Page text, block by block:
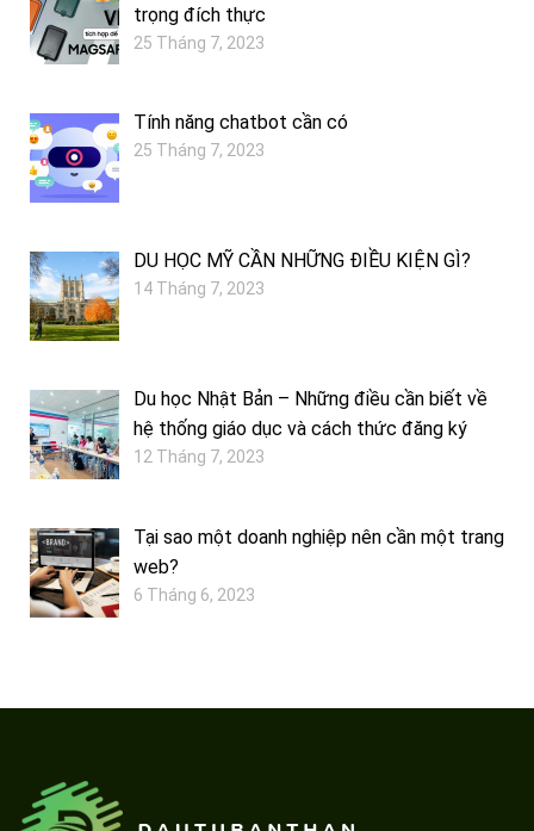
trọng đích thực
25 Tháng 7, 2023
Tính năng chatbot cần có
25 Tháng 7, 2023
DU HỌC MỸ CẦN NHỮNG ĐIỀU KIỆN GÌ?
14 Tháng 7, 2023
Du học Nhật Bản – Những điều cần biết về
hệ thống giáo dục và cách thức đăng ký
12 Tháng 7, 2023
Tại sao một doanh nghiệp nên cần một trang
web?
6 Tháng 6, 2023